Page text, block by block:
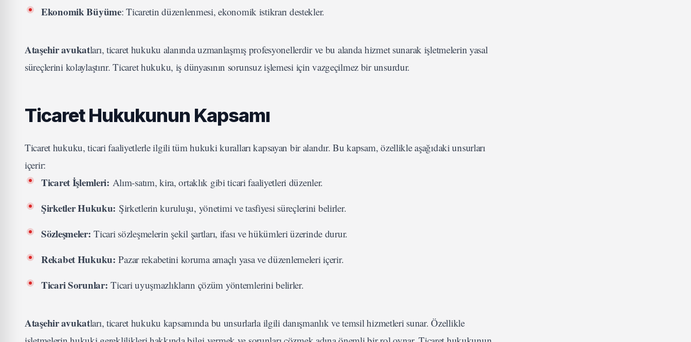
Ekonomik Büyüme: Ticaretin düzenlenmesi, ekonomik istikrarı destekler.
Ataşehir avukatları, ticaret hukuku alanında uzmanlaşmış profesyonellerdir ve bu alanda hizmet sunarak işletmelerin yasal
süreçlerini kolaylaştırır. Ticaret hukuku, iş dünyasının sorunsuz işlemesi için vazgeçilmez bir unsurdur.
Ticaret Hukukunun Kapsamı
Ticaret hukuku, ticari faaliyetlerle ilgili tüm hukuki kuralları kapsayan bir alandır. Bu kapsam, özellikle aşağıdaki unsurları
içerir:
Ticaret İşlemleri: Alım-satım, kira, ortaklık gibi ticari faaliyetleri düzenler.
Şirketler Hukuku: Şirketlerin kuruluşu, yönetimi ve tasfiyesi süreçlerini belirler.
Sözleşmeler: Ticari sözleşmelerin şekil şartları, ifası ve hükümleri üzerinde durur.
Rekabet Hukuku: Pazar rekabetini koruma amaçlı yasa ve düzenlemeleri içerir.
Ticari Sorunlar: Ticari uyuşmazlıkların çözüm yöntemlerini belirler.
Ataşehir avukatları, ticaret hukuku kapsamında bu unsurlarla ilgili danışmanlık ve temsil hizmetleri sunar. Özellikle